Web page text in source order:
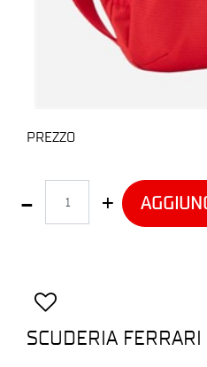
PREZZO
SCUDERIA